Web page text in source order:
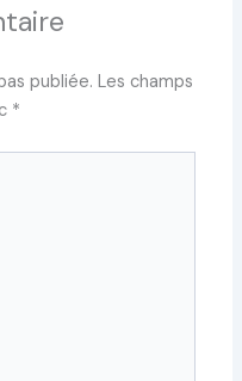
publiée. Les champs
*